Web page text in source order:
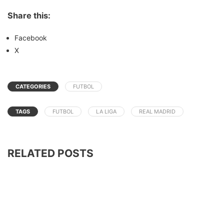
Share this:
Facebook
X
CATEGORIES FUTBOL
TAGS FUTBOL LA LIGA REAL MADRID
RELATED POSTS